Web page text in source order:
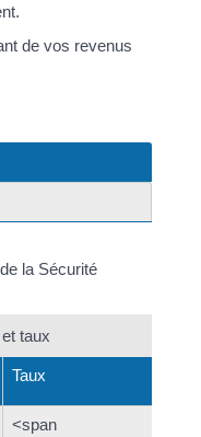
de vos revenus
la Sécurité
taux
Taux
<span